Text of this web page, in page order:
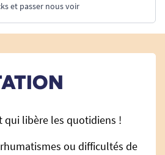
et passer nous voir
qui libère les quotidiens !
ou difficultés de